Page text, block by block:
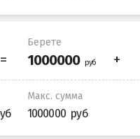
Берете
Макс. сумма
1000000